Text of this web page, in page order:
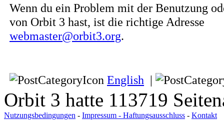
Wenn du ein Problem mit der Benutzung
von Orbit 3 hast, ist die richtige Adresse
webmaster@orbit3.org.
English |
Orbit 3 hatte 113719
Nutzungsbedingungen - Impressum - Haftungsausschluss - Kontakt